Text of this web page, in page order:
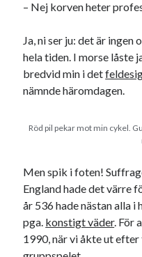
– Nej korven heter
Ja, ni ser ju: det är
hela tiden. I morse låste
bredvid min i det
nämnde häromdagen.
Röd pil pekar mot min cykel.
Men spik i foten!
England hade det värre
år 536 hade nästan alla i
pga. konstigt väder. För
1990, när vi åkte ut